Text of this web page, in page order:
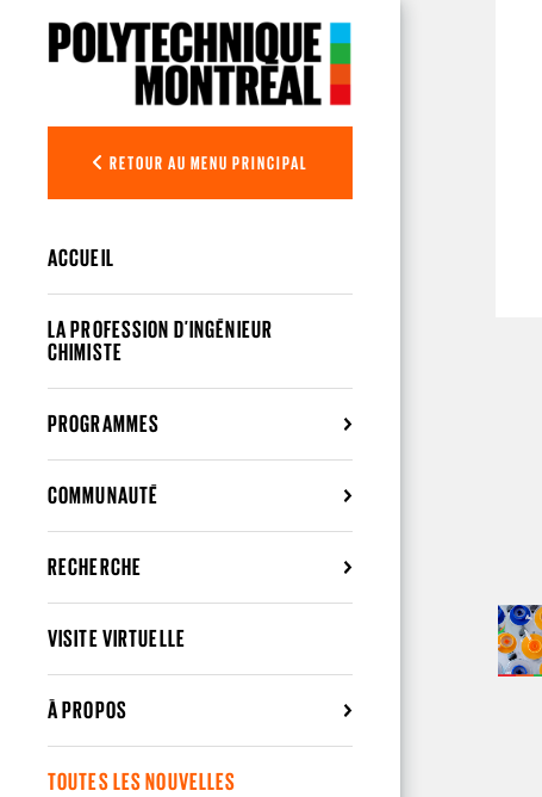
RETOUR AU MENU PRINCIPAL
ACCUEIL
LA PROFESSION D’INGÉNIEUR
CHIMISTE
PROGRAMMES
COMMUNAUTÉ
RECHERCHE
VISITE VIRTUELLE
À PROPOS
TOUTES LES NOUVELLES